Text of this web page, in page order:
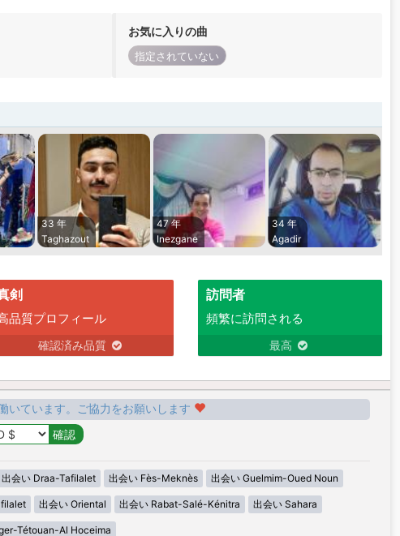
お気に入りの曲
指定されていない
33 年
Taghazout
47 年
Inezgane
34 年
Agadir
剣
品質プロフィール
確認済み品質
訪問者
頻繁に訪問される
最高
いています。ご協力をお願いします
出会い Draa-Tafilalet 出会い Fès-Meknès 出会い Guelmim-Oued Noun
出会い Oriental 出会い Rabat-Salé-Kénitra 出会い Sahara
Tétouan-Al Hoceima